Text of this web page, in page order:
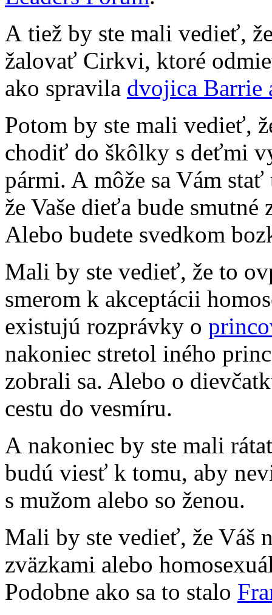
A tiež by ste mali vedieť,
žalovať Cirkvi, ktoré
ako spravila dvojica Barrie
Potom by ste mali vedieť,
chodiť do škôlky s deťmi
pármi. A môže sa Vám
že Vaše dieťa bude
Alebo budete svedkom
Mali by ste vedieť, že to
smerom k akceptácii
existujú rozprávky o
nakoniec stretol iného
zobrali sa. Alebo o
cestu do vesmíru.
A nakoniec by ste mali
budú viesť k tomu, aby
s mužom alebo so ženou.
Mali by ste vedieť, že Váš
zväzkami alebo
Podobne ako sa to stalo